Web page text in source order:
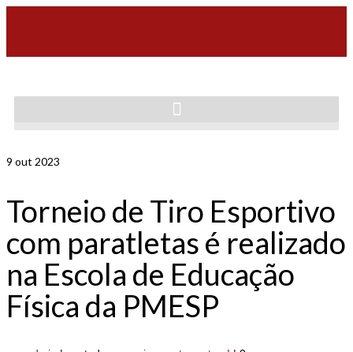
9 out 2023
Torneio de Tiro Esportivo
com paratletas é realizado
na Escola de Educação
Física da PMESP